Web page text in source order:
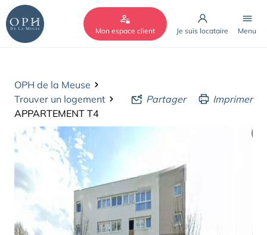
Mon espace client Je suis locataire Menu
OPH de la Meuse
Trouver un logement
APPARTEMENT T4
Partager Imprimer
Cookies management panel